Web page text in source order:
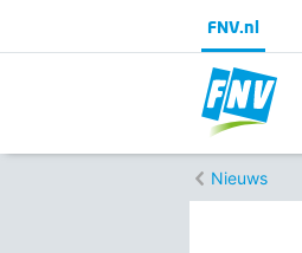
FNV.nl
Nieuws